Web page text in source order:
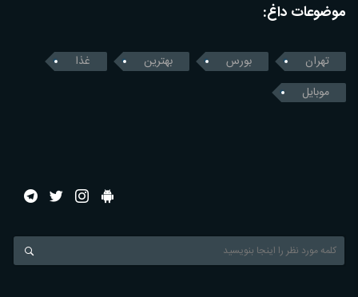
موضوعات داغ:
تهران بورس بهترین
غذا
موبایل